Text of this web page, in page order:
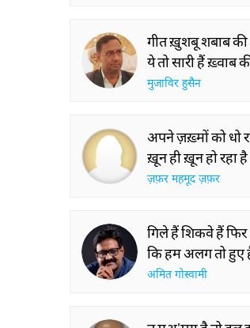
गीत ख़ुशबू शबाब की
ये तो सारी हैं ख़्वाब
मुजाविर हुसैन
अपने ज़ख़्मों को धो
ख़ून ही ख़ून हो रहा
ज़फ़र महमूद ज़फ़र
गिले हैं शिकवे हैं
कि हम अलग तो हुए
अमित गोस्वामी